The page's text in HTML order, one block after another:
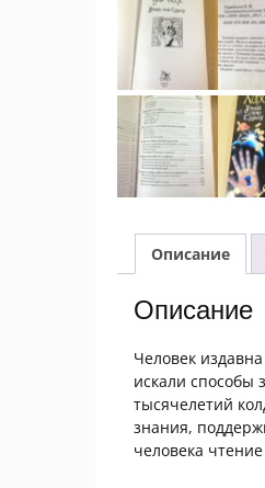
Описание
Описание
Человек
искали способы
тысячелетий
знания,
человека